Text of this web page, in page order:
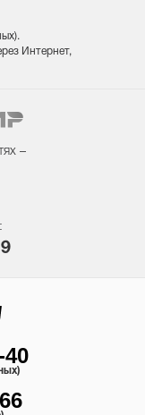
).
Интернет,
–
40